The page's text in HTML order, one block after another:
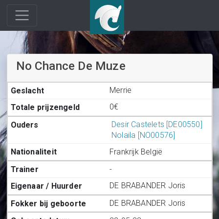
No Chance De Muze
Merrie
0€
Desir Castelets [DE00550]
Nolaila [NO00576]
Frankrijk België
-
DE BRABANDER Joris
DE BRABANDER Joris